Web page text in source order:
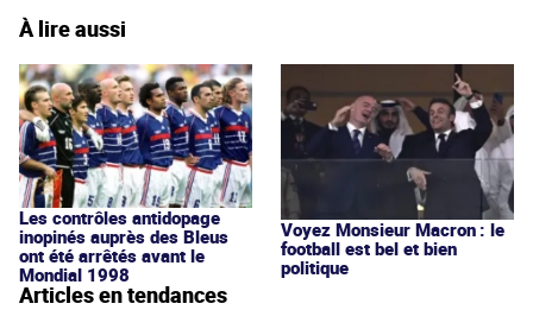
À lire aussi
Les contrôles antidopage
inopinés auprès des Bleus
ont été arrêtés avant le
Mondial 1998
Voyez Monsieur Macron : le
football est bel et bien
politique
Articles en tendances